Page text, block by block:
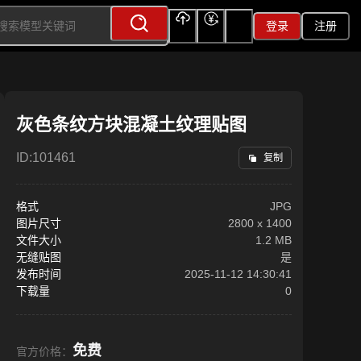
登录 注册
灰色条纹方块混凝土纹理贴图
ID:101461 复制
格式
JPG
图片尺寸
2800 x 1400
文件大小
1.2 MB
无缝贴图
是
发布时间
2025-11-12 14:30:41
下载量
0
官方价格： 免费